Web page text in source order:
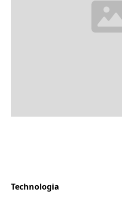
Technologia